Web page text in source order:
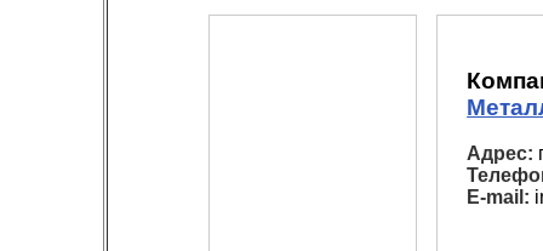
Адрес:
E-mail: